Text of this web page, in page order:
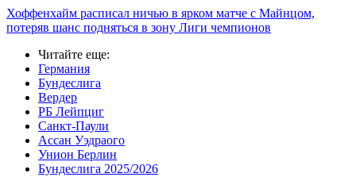
Хоффенхайм расписал ничью в ярком матче с Майнцом,
потеряв шанс подняться в зону Лиги чемпионов
Читайте еще:
Германия
Бундеслига
Вердер
РБ Лейпциг
Санкт-Паули
Ассан Уэдраого
Унион Берлин
Бундеслига 2025/2026